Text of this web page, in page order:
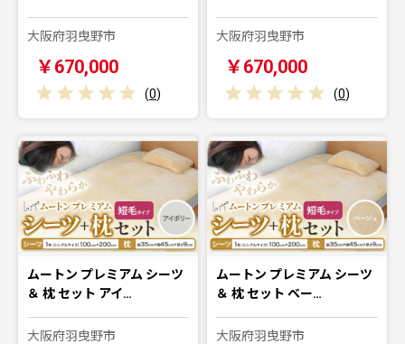
大阪府羽曳野市
￥670,000
(0)
大阪府羽曳野市
￥670,000
(0)
ムートン プレミアム シーツ
＆ 枕 セット アイ…
大阪府羽曳野市
ムートン プレミアム シーツ
＆ 枕 セット ベー…
大阪府羽曳野市